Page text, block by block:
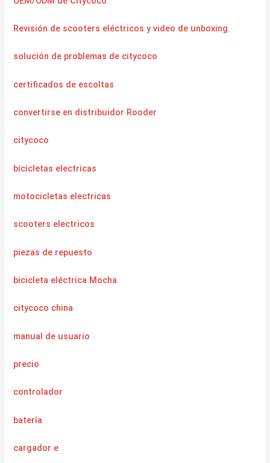
Revisión de scooters eléctricos y video de unboxing.
solución de problemas de citycoco
certificados de escoltas
convertirse en distribuidor Rooder
citycoco
bicicletas electricas
motocicletas electricas
scooters electricos
piezas de repuesto
bicicleta eléctrica Mocha
citycoco china
manual de usuario
precio
controlador
batería
cargador e